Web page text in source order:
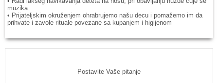
muzika
• Prijateljskim okruženjem ohrabrujemo našu decu i pomažemo im da
prihvate i zavole rituale povezane sa kupanjem i higijenom
Postavite Vaše pitanje